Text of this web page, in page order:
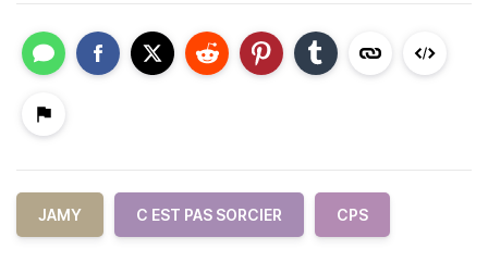
JAMY C EST PAS SORCIER CPS